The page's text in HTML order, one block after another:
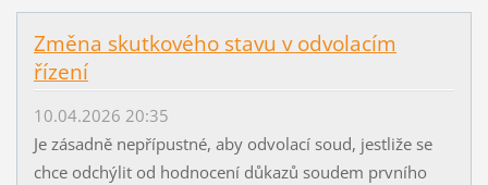
Změna skutkového stavu v odvolacím
řízení
10.04.2026 20:35
Je zásadně nepřípustné, aby odvolací soud, jestliže se
chce odchýlit od hodnocení důkazů soudem prvního